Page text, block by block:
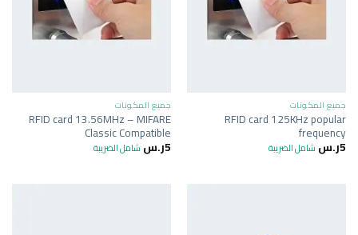
جميع المكونات
RFID card 125KHz popular
frequency
5ر.س شامل الضريبة
جميع المكونات
RFID card 13.56MHz – MIFARE
Classic Compatible
5ر.س شامل الضريبة